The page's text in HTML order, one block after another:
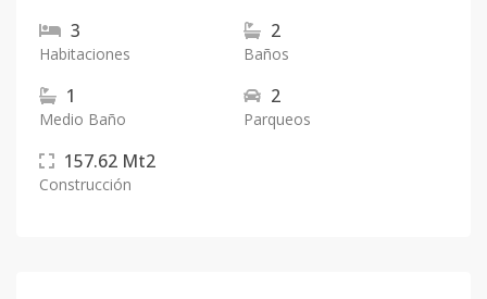
3
Habitaciones
2
Baños
1
Medio Baño
2
Parqueos
157.62 Mt2
Construcción